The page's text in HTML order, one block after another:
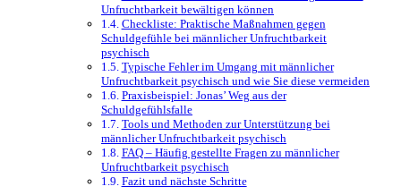
Unfruchtbarkeit bewältigen können
Checkliste: Praktische Maßnahmen gegen
Schuldgefühle bei männlicher Unfruchtbarkeit
psychisch
Typische Fehler im Umgang mit männlicher
Unfruchtbarkeit psychisch und wie Sie diese vermeiden
Praxisbeispiel: Jonas’ Weg aus der
Schuldgefühlsfalle
Tools und Methoden zur Unterstützung bei
männlicher Unfruchtbarkeit psychisch
FAQ – Häufig gestellte Fragen zu männlicher
Unfruchtbarkeit psychisch
Fazit und nächste Schritte